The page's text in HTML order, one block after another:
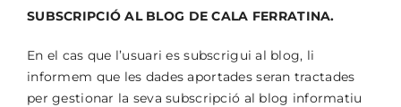
SUBSCRIPCIÓ AL BLOG DE CALA FERRATINA.
En el cas que l’usuari es subscrigui al blog, li
informem que les dades aportades seran tractades
per gestionar la seva subscripció al blog informatiu